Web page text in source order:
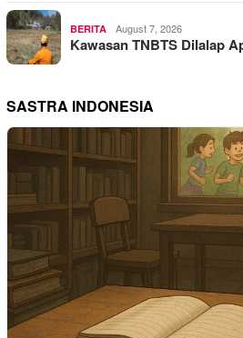
BERITA August 7, 2026
Kawasan TNBTS Dilalap
SASTRA INDONESIA